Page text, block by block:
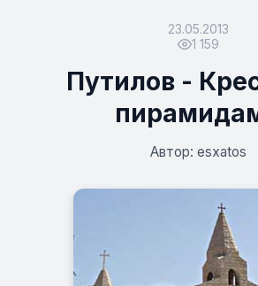
23.05.2013
1 159
Путилов -
Автор: esxatos